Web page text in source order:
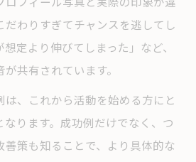
失敗例から学ぶ後悔防止策
トラブルを避ける選び方
ブラックリストに載らないた
だわりすぎてチャンスを逃してし
定より伸びてしまった」など、
共有されています。
は、これから活動を始める方にと
なります。成功例だけでなく、つ
善策も知ることで、より具体的な